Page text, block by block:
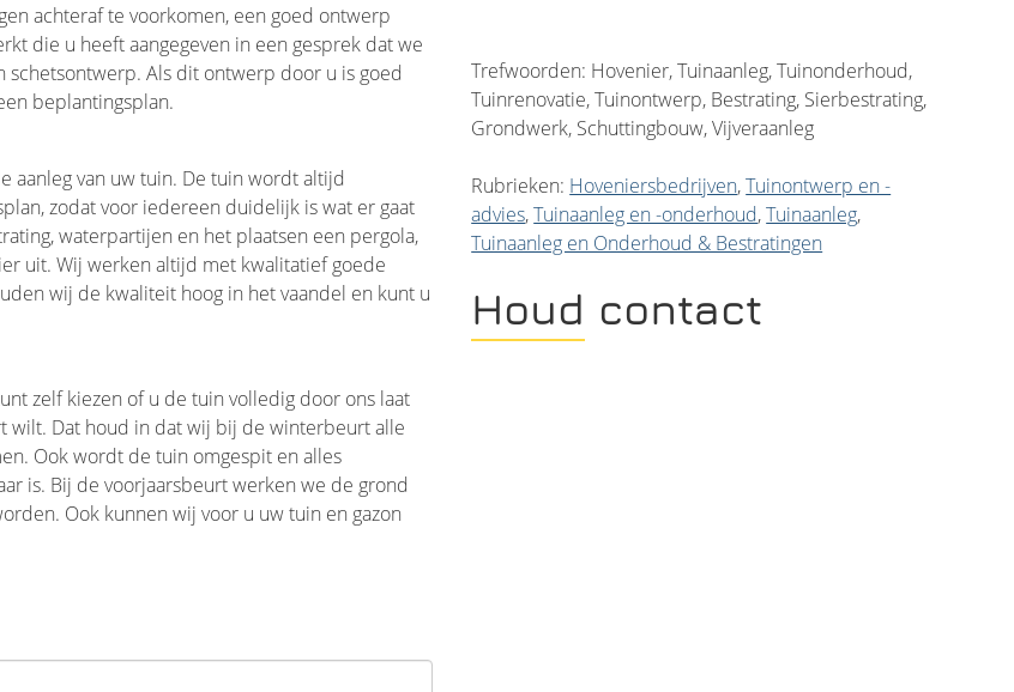
achteraf te voorkomen, een goed ontwerp
die u heeft aangegeven in een gesprek dat we
Als dit ontwerp door u is goed
beplantingsplan.
aanleg van uw tuin. De tuin wordt altijd
zodat voor iedereen duidelijk is wat er gaat
waterpartijen en het plaatsen een pergola,
uit. Wij werken altijd met kwalitatief goede
wij de kwaliteit hoog in het vaandel en kunt u
zelf kiezen of u de tuin volledig door ons laat
wilt. Dat houd in dat wij bij de winterbeurt alle
Ook wordt de tuin omgespit en alles
is. Bij de voorjaarsbeurt werken we de grond
Ook kunnen wij voor u uw tuin en gazon
Trefwoorden: Hovenier, Tuinaanleg, Tuinonderhoud,
Tuinrenovatie, Tuinontwerp, Bestrating, Sierbestrating,
Grondwerk, Schuttingbouw, Vijveraanleg
Rubrieken: Hoveniersbedrijven,Tuinontwerp en -
advies,Tuinaanleg en -onderhoud,Tuinaanleg,
Tuinaanleg en Onderhoud & Bestratingen
Houd contact